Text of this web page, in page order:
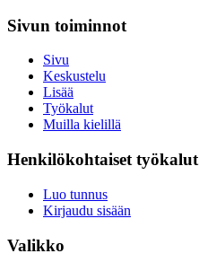
Sivun toiminnot
Sivu
Keskustelu
Lisää
Työkalut
Muilla kielillä
Henkilökohtaiset työkalut
Luo tunnus
Kirjaudu sisään
Valikko